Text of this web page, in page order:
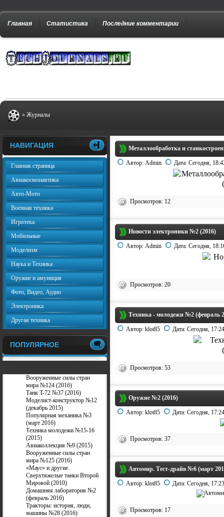
Главная Статистика Последние комментарии
» Журналы
Металлообработка и
Автор: Admin Дата: Сегодня,
Просмотров: 12
Новости электроники №2 (2016)
Автор: Admin Дата: Сегодня,
Просмотров: 20
Техника - молодежи №2 (февраль
Автор: klot85 Дата: Сегодня, 17:24
Просмотров: 53
Оружие №2 (2016)
Автор: klot85 Дата: Сегодня, 17:24
Просмотров: 37
Автомир. Тест-драйв №6 (март
Автор: klot85 Дата: Сегодня, 17:23
Просмотров: 17
НАВИГАЦИЯ
Главная страница
Авиакосмонавтика
Авто-Мото
Военная техника
Игротека
Мобильные
Моделизм
Наука и Техника
Оружие и амуниция
Фото, Видео, Аудио
Электроника
Другая техника
ПОПУЛЯРНОЕ
Вооруженные силы стран
мира №124 (2016)
Танк T-72 №37 (2016)
Моделист-конструктор №12
(декабрь 2015)
Популярная механика №3
(март 2016)
Техника молодежи №15-16
(2015)
Авиаколлекция №9 (2015)
Вооруженные силы стран
мира №125 (2016)
«Маус» и другие.
Сверхтяжелые танки Второй
Мировой (2010)
Домашняя лаборатория №2
(февраль 2016)
Тракторы: история, люди,
машины №28 (2016)